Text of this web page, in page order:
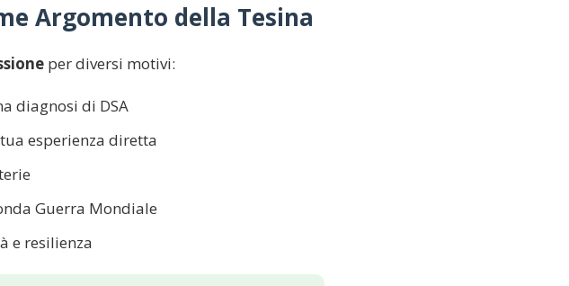
Argomento della Tesina
per diversi motivi:
diagnosi di DSA
esperienza diretta
Guerra Mondiale
e resilienza